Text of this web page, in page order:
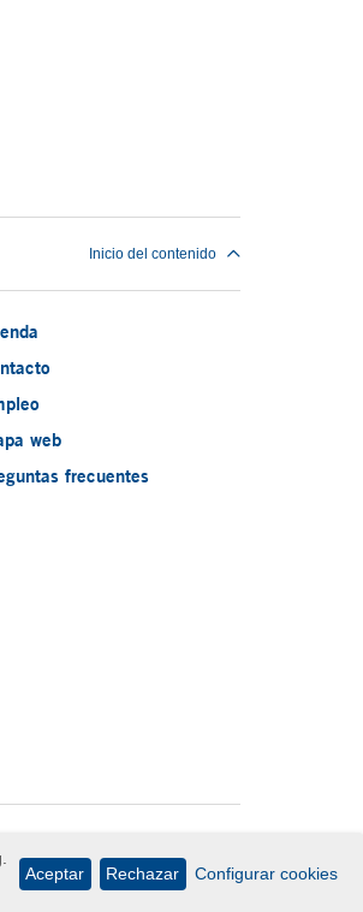
Inicio del contenido
web
frecuentes
Configurar cookies
Rechazar
Aceptar